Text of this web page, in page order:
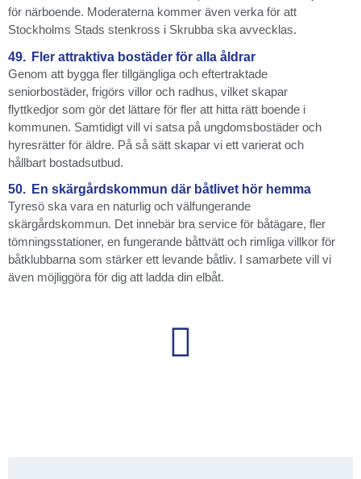
för närboende. Moderaterna kommer även verka för att
Stockholms Stads stenkross i Skrubba ska avvecklas.
49. Fler attraktiva bostäder för alla åldrar
Genom att bygga fler tillgängliga och eftertraktade
seniorbostäder, frigörs villor och radhus, vilket skapar
flyttkedjor som gör det lättare för fler att hitta rätt boende i
kommunen. Samtidigt vill vi satsa på ungdomsbostäder och
hyresrätter för äldre. På så sätt skapar vi ett varierat och
hållbart bostadsutbud.
50. En skärgårdskommun där båtlivet hör hemma
Tyresö ska vara en naturlig och välfungerande
skärgårdskommun. Det innebär bra service för båtägare, fler
tömningsstationer, en fungerande båttvätt och rimliga villkor för
båtklubbarna som stärker ett levande båtliv. I samarbete vill vi
även möjliggöra för dig att ladda din elbåt.